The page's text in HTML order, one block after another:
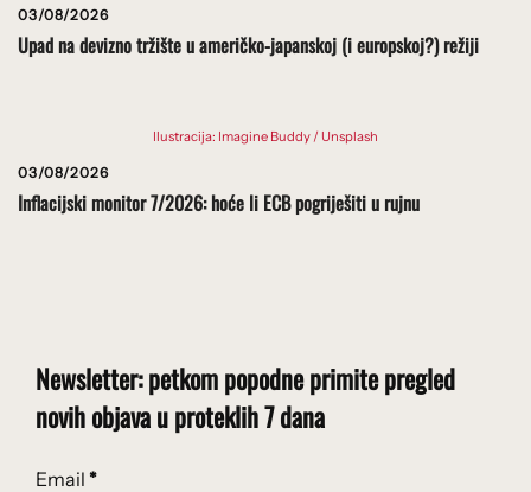
03/08/2026
Upad na devizno tržište u američko-japanskoj (i europskoj?) režiji
Ilustracija: Imagine Buddy / Unsplash
03/08/2026
Inflacijski monitor 7/2026: hoće li ECB pogriješiti u rujnu
Newsletter: petkom popodne primite pregled
novih objava u proteklih 7 dana
Email *